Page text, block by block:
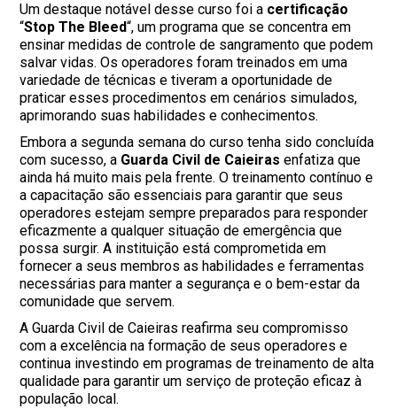
Um destaque notável desse curso foi a certificação
“Stop The Bleed“, um programa que se concentra em
ensinar medidas de controle de sangramento que podem
salvar vidas. Os operadores foram treinados em uma
variedade de técnicas e tiveram a oportunidade de
praticar esses procedimentos em cenários simulados,
aprimorando suas habilidades e conhecimentos.
Embora a segunda semana do curso tenha sido concluída
com sucesso, a Guarda Civil de Caieiras enfatiza que
ainda há muito mais pela frente. O treinamento contínuo e
a capacitação são essenciais para garantir que seus
operadores estejam sempre preparados para responder
eficazmente a qualquer situação de emergência que
possa surgir. A instituição está comprometida em
fornecer a seus membros as habilidades e ferramentas
necessárias para manter a segurança e o bem-estar da
comunidade que servem.
A Guarda Civil de Caieiras reafirma seu compromisso
com a excelência na formação de seus operadores e
continua investindo em programas de treinamento de alta
qualidade para garantir um serviço de proteção eficaz à
população local.